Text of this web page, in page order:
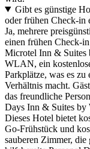
Gibt es günstige
oder frühen Check-in
Ja, mehrere
einen frühen Check-
Microtel Inn & Suites
WLAN, ein
Parkplätze, was es zu
Verhältnis macht.
das freundliche
Days Inn & Suites by
Dieses Hotel bietet
Go-Frühstück und
sauberen Zimmer,